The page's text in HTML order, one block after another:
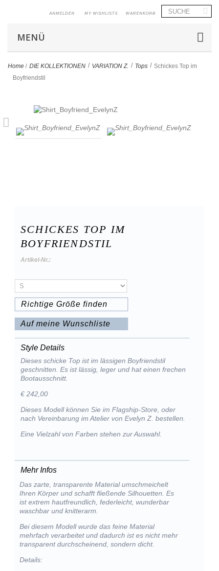
WARENKORB
MY WISHLISTS
ANMELDEN
MENÜ
Home / DIE KOLLEKTIONEN > VARIATION Z. > Tops > Schickes Top im
Boyfriendstil
SCHICKES TOP IM
BOYFRIENDSTIL
Artikel-Nr.:
Richtige Größe finden
Auf meine Wunschliste
Style Details
Dieses schicke Top ist im lässigen Boyfriendstil
geschnitten. Es ist lässig, leger und hat einen frechen
Bootausschnitt.
€ 242,00
Dieses Modell können Sie im Flagship-Store, oder
nach Vereinbarung im Atelier von Evelyn Z. bestellen.
Eine Vielzahl von Farben stehen zur Auswahl.
Mehr Infos
Das zarte, transparente Material umschmeichelt
Ihren Körper und schafft fließende Silhouetten. Es
ist extrem hautfreundlich, federleicht, wunderbar
waschbar und knitterarm.
Bei diesem Modell wurde das feine Material
mehrfach verarbeitet und dadurch ist es nicht mehr
transparent durchscheinend, sondern dicht.
Details: